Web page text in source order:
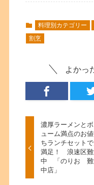
料理別カテゴリー
割烹
よかっ
濃厚ラーメンとボ
ューム満点のお
ちランチセット
満足！ 浪速区難
中 「のりお 難
中店」